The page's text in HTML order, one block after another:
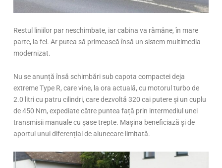
Restul liniilor par neschimbate, iar cabina va rămâne, în mare
parte, la fel. Ar putea să primească însă un sistem multimedia
modernizat.
Nu se anunță însă schimbări sub capota compactei deja
extreme Type R, care vine, la ora actuală, cu motorul turbo de
2.0 litri cu patru cilindri, care dezvoltă 320 cai putere și un cuplu
de 450 Nm, expediate către puntea față prin intermediul unei
transmisii manuale cu șase trepte. Mașina beneficiază și de
aportul unui diferențial de alunecare limitată.